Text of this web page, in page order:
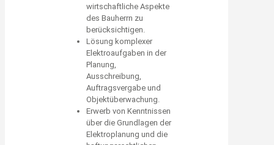
wirtschaftliche Aspekte
des Bauherrn zu
berücksichtigen.
Lösung komplexer
Elektroaufgaben in der
Planung,
Ausschreibung,
Auftragsvergabe und
Objektüberwachung.
Erwerb von Kenntnissen
über die Grundlagen der
Elektroplanung und die